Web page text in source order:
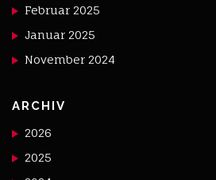
Februar 2025
Januar 2025
November 2024
ARCHIV
2026
2025